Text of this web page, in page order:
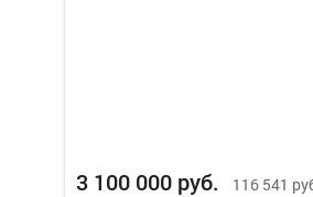
3 100 000 руб. 116 541